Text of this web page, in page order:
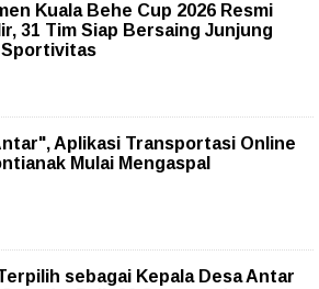
Kuala Behe Cup 2026 Resmi
31 Tim Siap Bersaing Junjung
Aplikasi Transportasi Online
Mulai Mengaspal
sebagai Kepala Desa Antar